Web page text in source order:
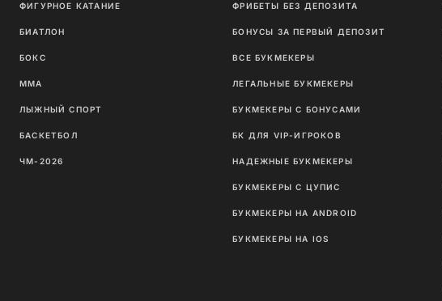
ФИГУРНОЕ КАТАНИЕ
БИАТЛОН
БОКС
ММА
ЛЫЖНЫЙ СПОРТ
БАСКЕТБОЛ
ЧМ-2026
ФРИБЕТЫ БЕЗ ДЕПОЗИТА
БОНУСЫ ЗА ПЕРВЫЙ ДЕПОЗИТ
ВСЕ БУКМЕКЕРЫ
ЛЕГАЛЬНЫЕ БУКМЕКЕРЫ
БУКМЕКЕРЫ С БОНУСАМИ
БК ДЛЯ VIP-ИГРОКОВ
НАДЕЖНЫЕ БУКМЕКЕРЫ
БУКМЕКЕРЫ С ЦУПИС
БУКМЕКЕРЫ НА ANDROID
БУКМЕКЕРЫ НА IOS